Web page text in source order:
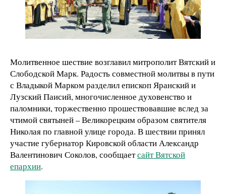
Молитвенное шествие возглавил митрополит Вятский и
Слободской Марк. Радость совместной молитвы в пути
с Владыкой Марком разделил епископ Яранский и
Лузский Паисий, многочисленное духовенство и
паломники, торжественно прошествовавшие вслед за
чтимой святыней – Великорецким образом святителя
Николая по главной улице города. В шествии принял
участие губернатор Кировской области Александр
Валентинович Соколов, сообщаетсайт Вятской
епархии.